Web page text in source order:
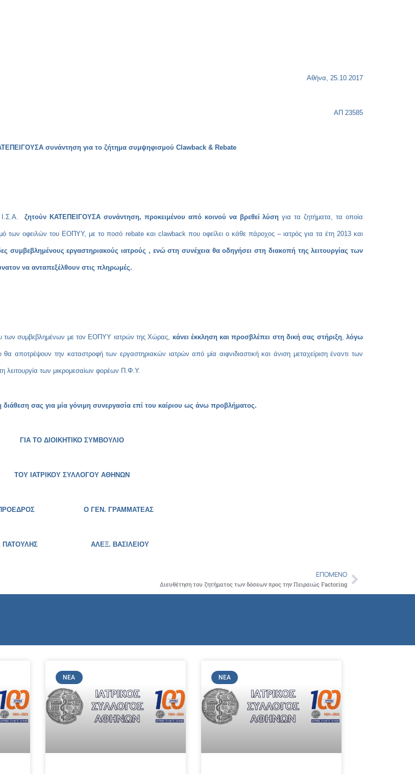
Αθήνα, 25.10.2017
ΑΠ 23585
συνάντηση για το ζήτημα συμψηφισμού Clawback& Rebate
Ι.Σ.Α.ζητούν ΚΑΤΕΠΕΙΓΟΥΣΑ συνάντηση, προκειμένου από κοινού να βρεθεί λύση για τα ζητήματα, τα οποία
των οφειλών του ΕΟΠΥΥ, με το ποσό rebate και clawback που οφείλει ο κάθε πάροχος – ιατρός για τα έτη 2013 και
εργαστηριακούς ιατρούς , ενώ στη συνέχεια θα οδηγήσει στη διακοπή της λειτουργίας των
να ανταπεξέλθουν στις πληρωμές.
συμβεβλημένων με τον ΕΟΠΥΥ ιατρών της Χώρας, κάνει έκκληση και προσβλέπει στη δική σας στήριξη,λόγω
αποτρέψουν την καταστροφή των εργαστηριακών ιατρών από μία αιφνιδιαστική και άνιση μεταχείριση έναντι των
λειτουργία των μικρομεσαίων φορέων Π.Φ.Υ.
σας για μία γόνιμη συνεργασία επί του καίριου ως άνω προβλήματος.
ΓΙΑ ΤΟ ΔΙΟΙΚΗΤΙΚΟ ΣΥΜΒΟΥΛΙΟ
ΤΟΥ ΙΑΤΡΙΚΟΥ ΣΥΛΛΟΓΟΥ ΑΘΗΝΩΝ
Ο ΓΕΝ. ΓΡΑΜΜΑΤΕΑΣ
ΠΑΤΟΥΛΗΣ ΑΛΕΞ. ΒΑΣΙΛΕΙΟΥ
ΕΠΌΜΕΝΟ
Διευθέτηση του ζητήματος των δόσεων προς την Πειραιώς FactoringNext
ΝΈΑ ΝΈΑ